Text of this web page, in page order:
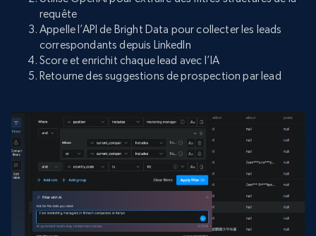
requête
Appelle l’API de Bright Data pour collecter les leads
correspondants depuis LinkedIn
Score et enrichit chaque lead avec l’IA
Retourne des suggestions de prospection par lead